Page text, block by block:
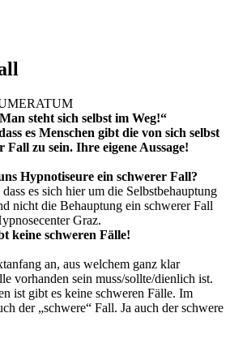
steht sich selbst im Weg!“
es Menschen gibt die von sich selbst
Fall zu sein. Ihre eigene Aussage!
Hypnotiseure ein schwerer Fall?
es sich hier um die Selbstbehauptung
nicht die Behauptung ein schwerer Fall
Graz.
keine schweren Fälle!
an, aus welchem ganz klar
vorhanden sein muss/sollte/dienlich ist.
ist gibt es keine schweren Fälle. Im
der „schwere“ Fall. Ja auch der schwere